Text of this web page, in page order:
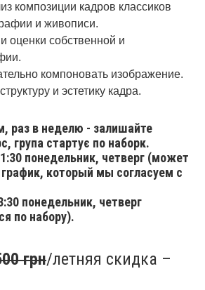
композиции кадров классиков
и живописи.
оценки собственной и
компоновать изображение.
и эстетику кадра.
раз в неделю - залишайте
група стартує по наборк.
понедельник, четверг (может
который мы согласуем с
понедельник, четверг
по набору).
грн/летняя скидка –